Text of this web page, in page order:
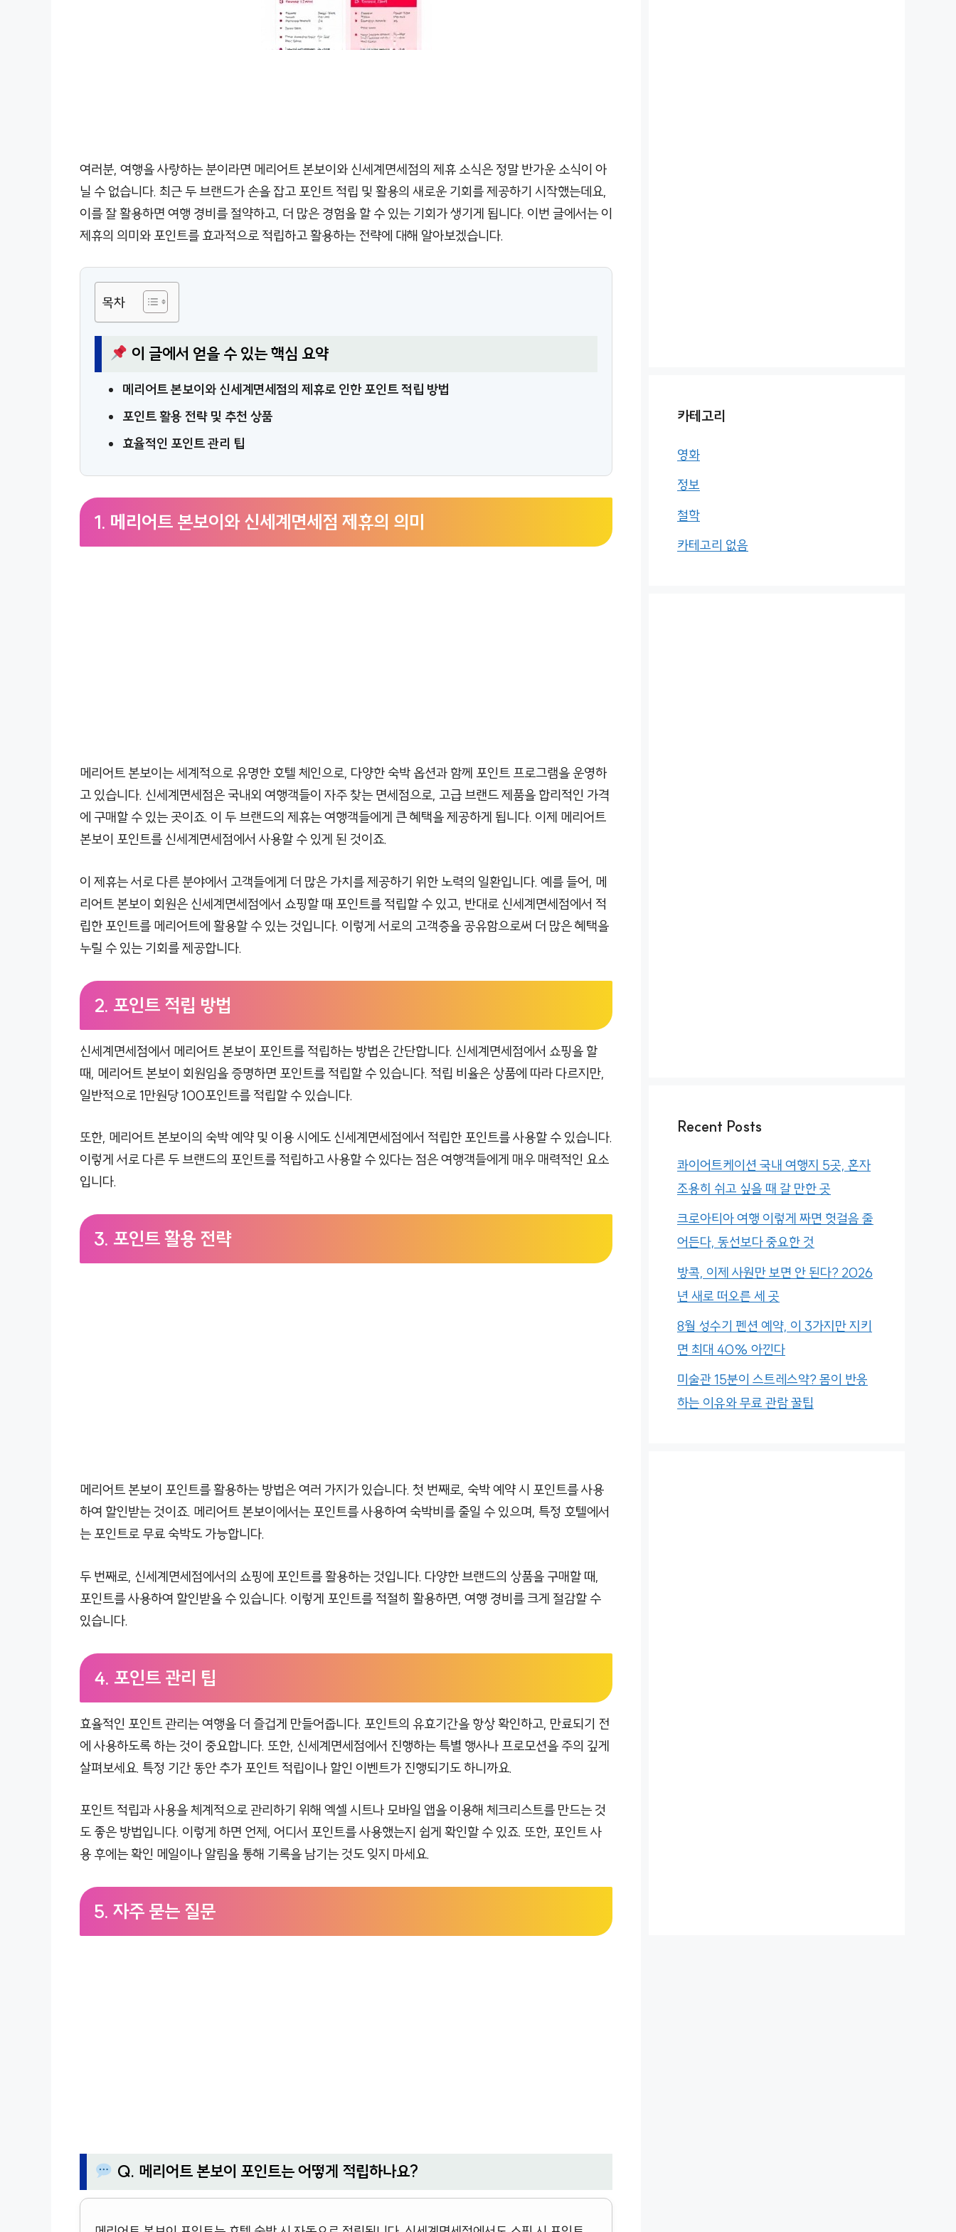
여러분, 여행을 사랑하는 분이라면 메리어트 본보이와 신세계면세점의 제휴 소식은 정말 반가운 소식이 아
닐 수 없습니다. 최근 두 브랜드가 손을 잡고 포인트 적립 및 활용의 새로운 기회를 제공하기 시작했는데요,
이를 잘 활용하면 여행 경비를 절약하고, 더 많은 경험을 할 수 있는 기회가 생기게 됩니다. 이번 글에서는 이
제휴의 의미와 포인트를 효과적으로 적립하고 활용하는 전략에 대해 알아보겠습니다.
목차
이 글에서 얻을 수 있는 핵심 요약
메리어트 본보이와 신세계면세점의 제휴로 인한 포인트 적립 방법
포인트 활용 전략 및 추천 상품
효율적인 포인트 관리 팁
1. 메리어트 본보이와 신세계면세점 제휴의 의미
메리어트 본보이는 세계적으로 유명한 호텔 체인으로, 다양한 숙박 옵션과 함께 포인트 프로그램을 운영하
고 있습니다. 신세계면세점은 국내외 여행객들이 자주 찾는 면세점으로, 고급 브랜드 제품을 합리적인 가격
에 구매할 수 있는 곳이죠. 이 두 브랜드의 제휴는 여행객들에게 큰 혜택을 제공하게 됩니다. 이제 메리어트
본보이 포인트를 신세계면세점에서 사용할 수 있게 된 것이죠.
이 제휴는 서로 다른 분야에서 고객들에게 더 많은 가치를 제공하기 위한 노력의 일환입니다. 예를 들어, 메
리어트 본보이 회원은 신세계면세점에서 쇼핑할 때 포인트를 적립할 수 있고, 반대로 신세계면세점에서 적
립한 포인트를 메리어트에 활용할 수 있는 것입니다. 이렇게 서로의 고객층을 공유함으로써 더 많은 혜택을
누릴 수 있는 기회를 제공합니다.
2. 포인트 적립 방법
신세계면세점에서 메리어트 본보이 포인트를 적립하는 방법은 간단합니다. 신세계면세점에서 쇼핑을 할
때, 메리어트 본보이 회원임을 증명하면 포인트를 적립할 수 있습니다. 적립 비율은 상품에 따라 다르지만,
일반적으로 1만원당 100포인트를 적립할 수 있습니다.
또한, 메리어트 본보이의 숙박 예약 및 이용 시에도 신세계면세점에서 적립한 포인트를 사용할 수 있습니다.
이렇게 서로 다른 두 브랜드의 포인트를 적립하고 사용할 수 있다는 점은 여행객들에게 매우 매력적인 요소
입니다.
3. 포인트 활용 전략
메리어트 본보이 포인트를 활용하는 방법은 여러 가지가 있습니다. 첫 번째로, 숙박 예약 시 포인트를 사용
하여 할인받는 것이죠. 메리어트 본보이에서는 포인트를 사용하여 숙박비를 줄일 수 있으며, 특정 호텔에서
는 포인트로 무료 숙박도 가능합니다.
두 번째로, 신세계면세점에서의 쇼핑에 포인트를 활용하는 것입니다. 다양한 브랜드의 상품을 구매할 때,
포인트를 사용하여 할인받을 수 있습니다. 이렇게 포인트를 적절히 활용하면, 여행 경비를 크게 절감할 수
있습니다.
4. 포인트 관리 팁
효율적인 포인트 관리는 여행을 더 즐겁게 만들어줍니다. 포인트의 유효기간을 항상 확인하고, 만료되기 전
에 사용하도록 하는 것이 중요합니다. 또한, 신세계면세점에서 진행하는 특별 행사나 프로모션을 주의 깊게
살펴보세요. 특정 기간 동안 추가 포인트 적립이나 할인 이벤트가 진행되기도 하니까요.
포인트 적립과 사용을 체계적으로 관리하기 위해 엑셀 시트나 모바일 앱을 이용해 체크리스트를 만드는 것
도 좋은 방법입니다. 이렇게 하면 언제, 어디서 포인트를 사용했는지 쉽게 확인할 수 있죠. 또한, 포인트 사
용 후에는 확인 메일이나 알림을 통해 기록을 남기는 것도 잊지 마세요.
5. 자주 묻는 질문
Q. 메리어트 본보이 포인트는 어떻게 적립하나요?
카테고리
영화
정보
철학
카테고리 없음
Recent Posts
콰이어트케이션 국내 여행지 5곳, 혼자
조용히 쉬고 싶을 때 갈 만한 곳
크로아티아 여행 이렇게 짜면 헛걸음 줄
어든다, 동선보다 중요한 것
방콕, 이제 사원만 보면 안 된다? 2026
년 새로 떠오른 세 곳
8월 성수기 펜션 예약, 이 3가지만 지키
면 최대 40% 아낀다
미술관 15분이 스트레스약? 몸이 반응
하는 이유와 무료 관람 꿀팁